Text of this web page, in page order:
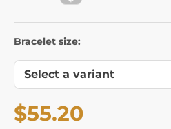
Bracelet size:
$55.20